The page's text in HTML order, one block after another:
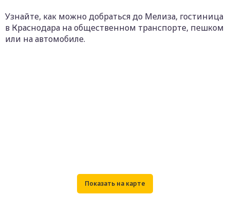
Узнайте, как можно добраться до Мелиза, гостиница
в Краснодара на общественном транспорте, пешком
или на автомобиле.